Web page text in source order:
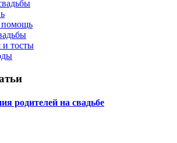
помощь
и тосты
родителей на свадьбе